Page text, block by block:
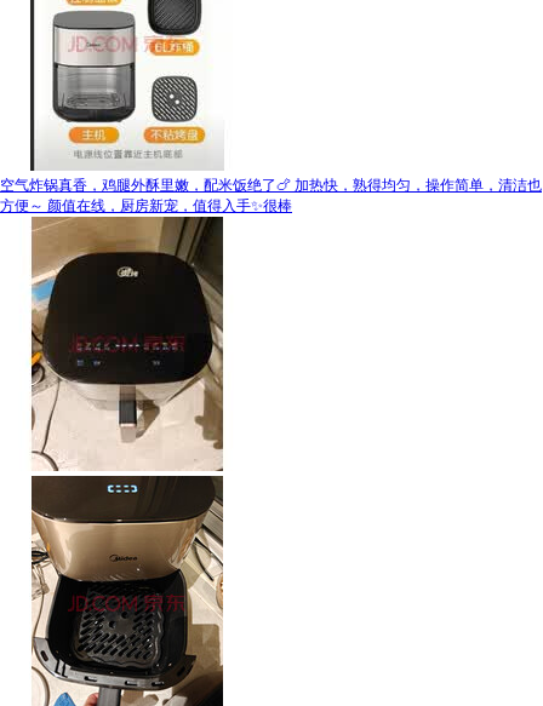
空气炸锅真香，鸡腿外酥里嫩，配米饭绝了🍗 加热快，熟得均匀，操作简单，清洁也
方便～ 颜值在线，厨房新宠，值得入手✨很棒